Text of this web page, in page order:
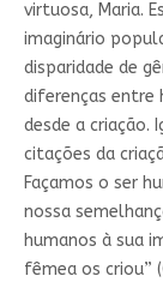
virtuosa, Maria.
imaginário
disparidade de
diferenças entre
desde a criação.
citações da
Façamos o ser
nossa
humanos à sua
fêmea os criou”